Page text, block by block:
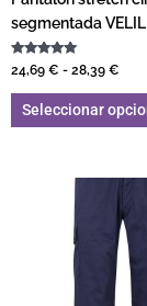
segmentada
Valorado con
5.00
de 5
24,69 € - 28,39 €
Seleccionar